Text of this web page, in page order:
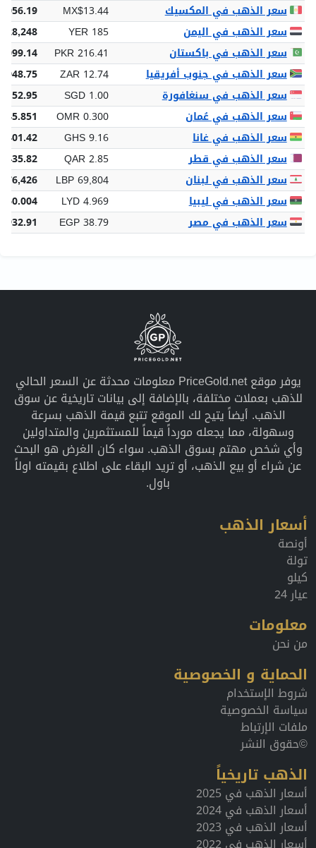
سعر الذهب في المكسيك
MX$13.44
سعر الذهب في اليمن
YER 185
28,248
سعر الذهب في باكستان
PKR 216.41
سعر الذهب في جنوب أفريقيا
ZAR 12.74
سعر الذهب في سنغافورة
SGD 1.00
152.95
سعر الذهب في عُمان
OMR 0.300
45.851
سعر الذهب في غانا
GHS 9.16
سعر الذهب في قطر
QAR 2.85
435.82
سعر الذهب في لبنان
LBP 69,804
سعر الذهب في ليبيا
LYD 4.969
سعر الذهب في مصر
EGP 38.79
يوفر موقع PriceGold.net معلومات محدثة عن السعر الحالي
للذهب بعملات مختلفة، بالإضافة إلى بيانات تاريخية عن سوق
الذهب. أيضاً يتيح لك الموقع تتبع قيمة الذهب بسرعة
وسهولة، مما يجعله مورداً قيماً للمستثمرين والمتداولين
وأي شخص مهتم بسوق الذهب. سواء كان الغرض هو البحث
عن شراء أو بيع الذهب، أو تريد البقاء على اطلاع بقيمته اولاً
باول.
أسعار الذهب
أونصة
تولة
كيلو
عيار 24
معلومات
من نحن
الحماية و الخصوصية
شروط الإستخدام
سياسة الخصوصية
ملفات الإرتباط
©حقوق النشر
الذهب تاريخياً
أسعار الذهب في 2025
أسعار الذهب في 2024
أسعار الذهب في 2023